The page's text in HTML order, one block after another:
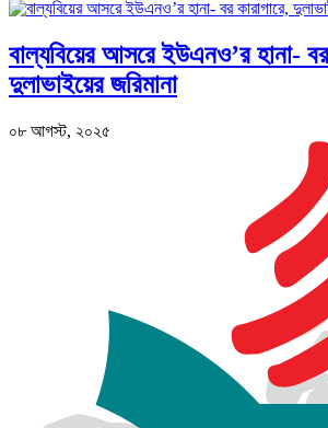
বাল্যবিয়ের আসরে ইউএনও’র হানা- বর
দুলাভাইয়ের জরিমানা
০৮ আগস্ট, ২০২৫